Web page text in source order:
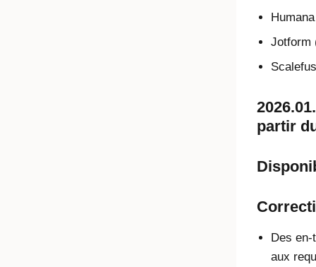
Jotform
partir
Des
aux